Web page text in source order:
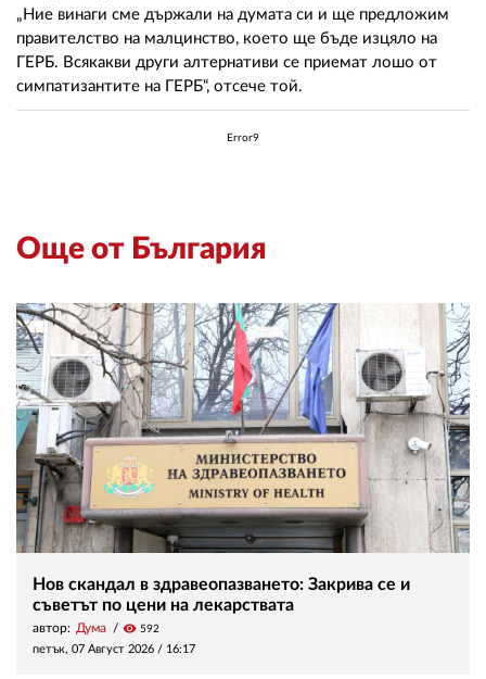
„Ние винаги сме държали на думата си и ще предложим
правителство на малцинство, което ще бъде изцяло на
ГЕРБ. Всякакви други алтернативи се приемат лошо от
симпатизантите на ГЕРБ“, отсече той.
Error9
Още от България
Нов скандал в здравеопазването: Закрива се и
съветът по цени на лекарствата
автор: Дума visibility 592
петък, 07 Август 2026 / 16:17